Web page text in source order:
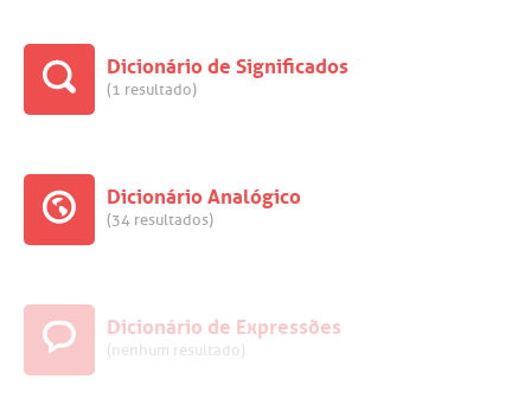
Dicionário de Significados
(1 resultado)
Dicionário Analógico
(34 resultados)
Dicionário de Expressões
(nenhum resultado)